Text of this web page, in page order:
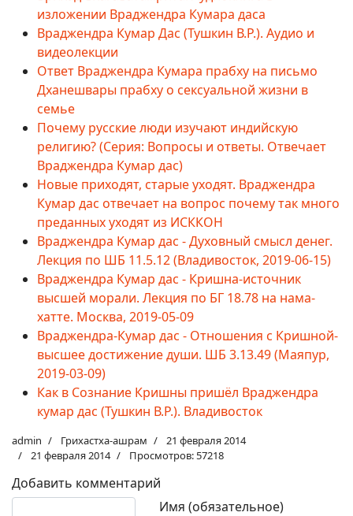
изложении Враджендра Кумара даса
Враджендра Кумар Дас (Тушкин В.Р.). Аудио и
видеолекции
Ответ Враджендра Кумара прабху на письмо
Дханешвары прабху о сексуальной жизни в
семье
Почему русские люди изучают индийскую
религию? (Серия: Вопросы и ответы. Отвечает
Враджендра Кумар дас)
Новые приходят, старые уходят. Враджендра
Кумар дас отвечает на вопрос почему так много
преданных уходят из ИСККОН
Враджендра Кумар дас - Духовный смысл денег.
Лекция по ШБ 11.5.12 (Владивосток, 2019-06-15)
Враджендра Кумар дас - Кришна-источник
высшей морали. Лекция по БГ 18.78 на нама-
хатте. Москва, 2019-05-09
Враджендра-Кумар дас - Отношения с Кришной-
высшее достижение души. ШБ 3.13.49 (Маяпур,
2019-03-09)
Как в Сознание Кришны пришёл Враджендра
кумар дас (Тушкин В.Р.). Владивосток
admin Грихастха-ашрам
21 февраля 2014
21 февраля 2014
Просмотров: 57218
Добавить комментарий
Имя (обязательное)
Текст комментария